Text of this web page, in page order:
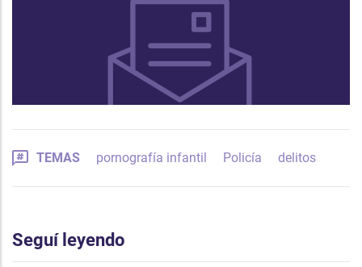
TEMAS pornografía infantil Policía delitos
Seguí leyendo